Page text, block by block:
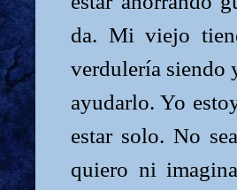
da. Mi viejo
verdulería siendo
ayudarlo. Yo
estar solo. No
quiero ni